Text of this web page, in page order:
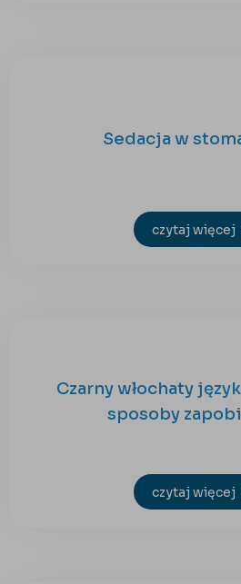
Sedacja w
czytaj więcej
Czarny włochaty
sposoby
czytaj więcej